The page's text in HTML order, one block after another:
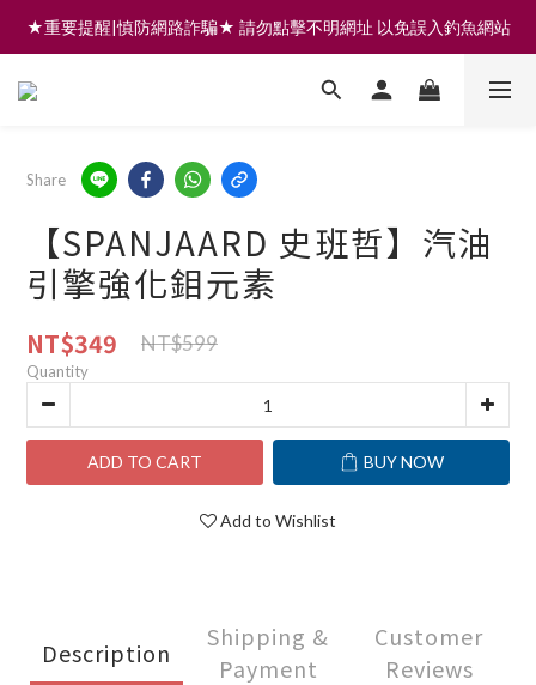
註冊會員享200元購物金 | 全館滿999免運 | 可門市取貨/安裝
★重要提醒|慎防網路詐騙★ 請勿點擊不明網址 以免誤入釣魚網站
註冊會員享200元購物金 | 全館滿999免運 | 可門市取貨/安裝
Share
【SPANJAARD 史班哲】汽油
引擎強化鉬元素
NT$349 NT$599
Quantity
ADD TO CART BUY NOW
Add to Wishlist
Description
Shipping &
Payment
Customer
Reviews